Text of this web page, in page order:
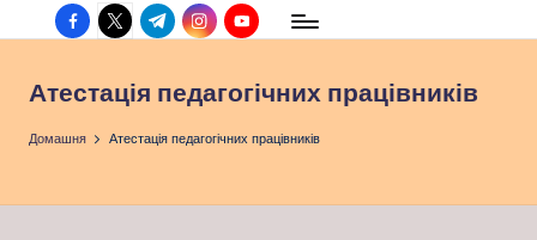
facebook.com
twitter.com
t.me instagram.com
youtube.com
Атестація педагогічних працівників
Домашня Атестація педагогічних працівників